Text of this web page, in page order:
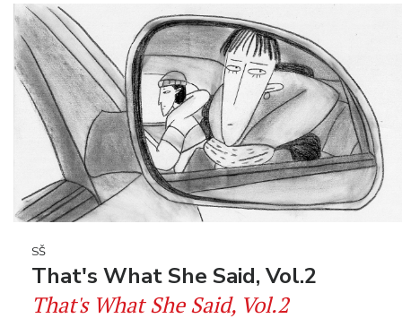
SŠ
That's What She Said, Vol.2
That's What She Said, Vol.2